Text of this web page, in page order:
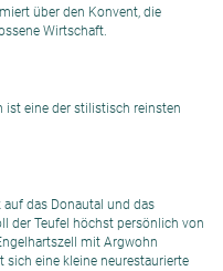
über den Konvent, die
Wirtschaft.
ist eine der stilistisch reinsten
das Donautal und das
der Teufel höchst persönlich von
mit Argwohn
sich eine kleine neurestaurierte